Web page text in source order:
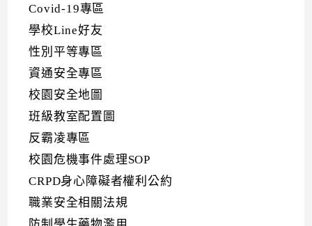
Covid-19專區
學校Line好友
性別平等專區
資通安全專區
校園安全地圖
班級教室配置圖
反霸凌專區
校園危機事件處理SOP
CRPD身心障礙者權利公約
職業安全相關法規